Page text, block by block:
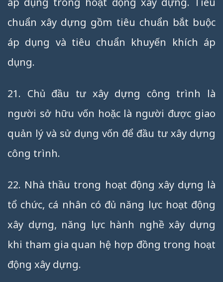
chuẩn xây dựng gồm tiêu chuẩn bắt buộc
áp dụng và tiêu chuẩn khuyến khích áp
dụng.
21. Chủ đầu tư xây dựng công trình là
người sở hữu vốn hoặc là người được giao
quản lý và sử dụng vốn để đầu tư xây dựng
công trình.
22. Nhà thầu trong hoạt động xây dựng là
tổ chức, cá nhân có đủ năng lực hoạt động
xây dựng, năng lực hành nghề xây dựng
khi tham gia quan hệ hợp đồng trong hoạt
động xây dựng.